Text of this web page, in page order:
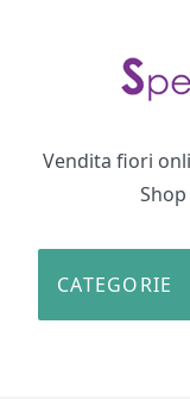
Vendita fiori
CATEGORIE